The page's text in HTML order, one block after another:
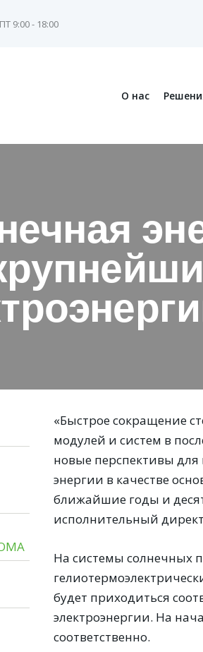
9:00 - 18:00
О нас
«Быстрое сокращение
модулей и систем в
новые перспективы
энергии в качестве
ближайшие годы и
исполнительный
На системы солнечных
будет приходиться
электроэнергии. На
соответственно.